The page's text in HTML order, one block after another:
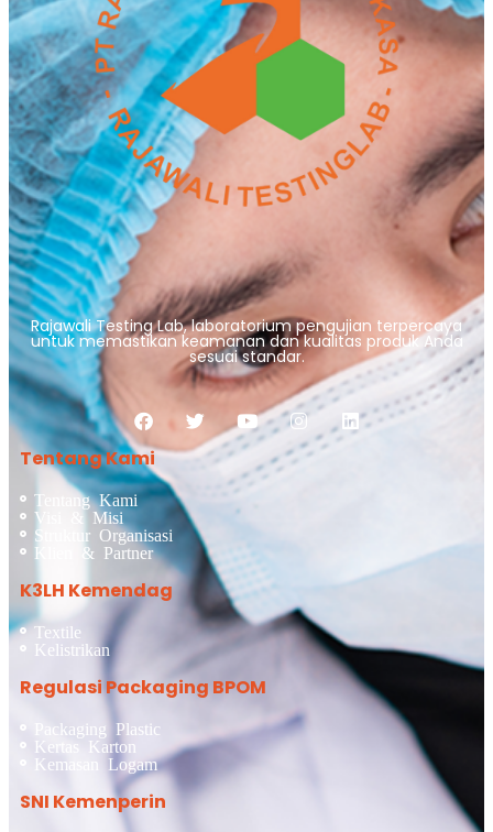
Rajawali Testing Lab, laboratorium pengujian terpercaya
untuk memastikan keamanan dan kualitas produk Anda
sesuai standar.
Tentang Kami
Tentang Kami
Visi & Misi
Struktur Organisasi
Klien & Partner
K3LH Kemendag
Textile
Kelistrikan
Regulasi Packaging BPOM
Packaging Plastic
Kertas Karton
Kemasan Logam
SNI Kemenperin